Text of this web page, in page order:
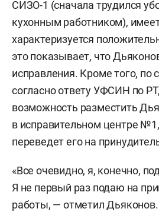
СИЗО-1 (сначала трудился
кухонным работником),
характеризуется
это показывает, что
исправления. Кроме того, по
согласно ответу УФСИН по
возможность разместить
в исправительном центре
переведет его на
«Все очевидно, я, конечно,
Я не первый раз подаю на
работы, — отметил